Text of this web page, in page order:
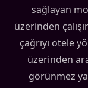
sağlayan
üzerinden
çağrıyı otele
üzerinden
görünmez ya